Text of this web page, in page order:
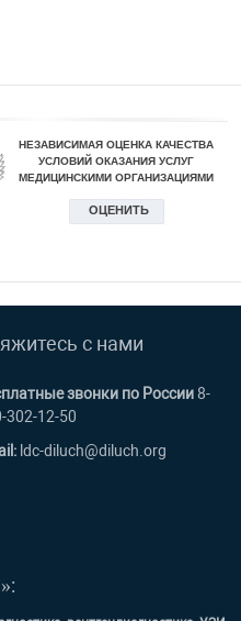
с нами
звонки по России8-
302-12-50
ldc-diluch@diluch.org